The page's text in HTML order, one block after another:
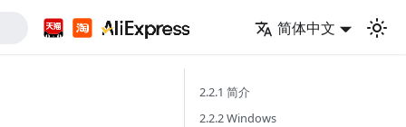
简体中文
2.2.1 简介
2.2.2 Windows